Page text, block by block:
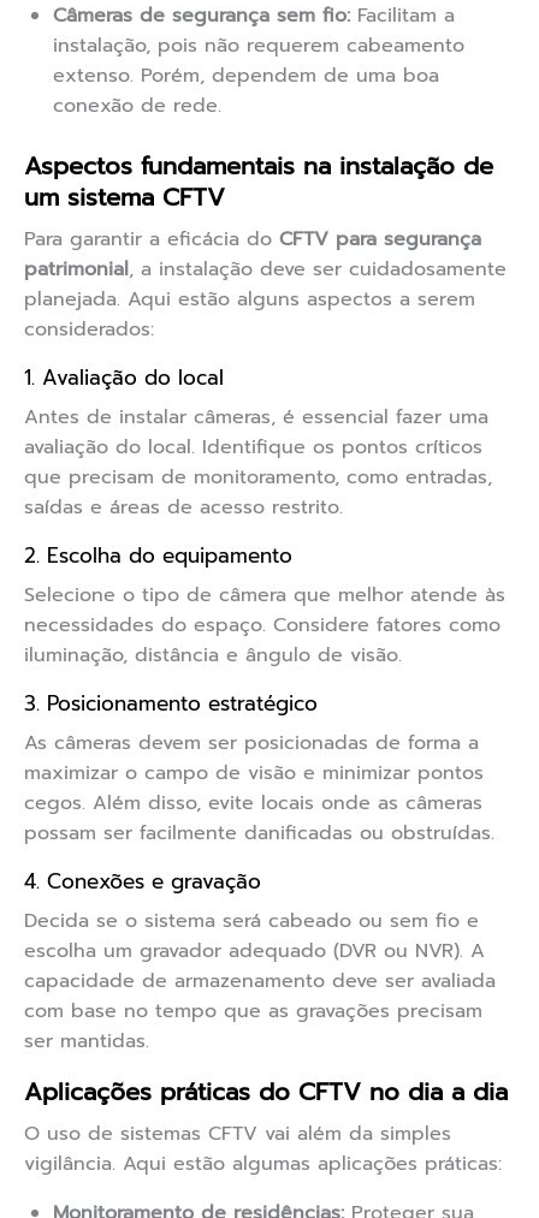
Câmeras de segurança sem fio: Facilitam a
instalação, pois não requerem cabeamento
extenso. Porém, dependem de uma boa
conexão de rede.
Aspectos fundamentais na instalação de
um sistema CFTV
Para garantir a eficácia do CFTV para segurança
patrimonial, a instalação deve ser cuidadosamente
planejada. Aqui estão alguns aspectos a serem
considerados:
1. Avaliação do local
Antes de instalar câmeras, é essencial fazer uma
avaliação do local. Identifique os pontos críticos
que precisam de monitoramento, como entradas,
saídas e áreas de acesso restrito.
2. Escolha do equipamento
Selecione o tipo de câmera que melhor atende às
necessidades do espaço. Considere fatores como
iluminação, distância e ângulo de visão.
3. Posicionamento estratégico
As câmeras devem ser posicionadas de forma a
maximizar o campo de visão e minimizar pontos
cegos. Além disso, evite locais onde as câmeras
possam ser facilmente danificadas ou obstruídas.
4. Conexões e gravação
Decida se o sistema será cabeado ou sem fio e
escolha um gravador adequado (DVR ou NVR). A
capacidade de armazenamento deve ser avaliada
com base no tempo que as gravações precisam
ser mantidas.
Aplicações práticas do CFTV no dia a dia
O uso de sistemas CFTV vai além da simples
vigilância. Aqui estão algumas aplicações práticas: